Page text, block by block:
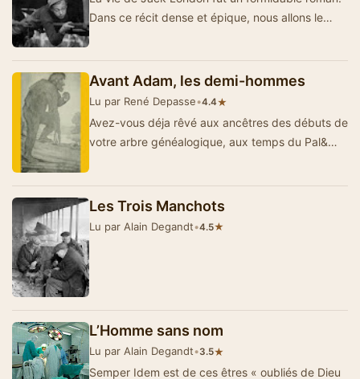
Dans ce récit dense et épique, nous allons le
Avant Adam, les demi-hommes
Lu par René Depasse•4.4★
Avez-vous déja rêvé aux ancêtres des débuts de
votre arbre généalogique, aux temps du Pal&…
Les Trois Manchots
Lu par Alain Degandt•4.5★
L’Homme sans nom
Lu par Alain Degandt•3.5★
Semper Idem est de ces êtres « oubliés de Dieu